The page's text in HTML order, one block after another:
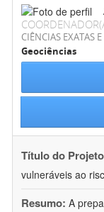
CIÊNCIAS EXATAS
Geociências
Título do
vulneráveis ao
Resumo: A